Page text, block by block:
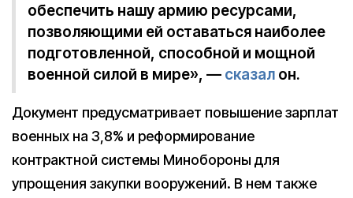
обеспечить нашу армию ресурсами,
позволяющими ей оставаться наиболее
подготовленной, способной и мощной
военной силой в мире», — сказал он.
Документ предусматривает повышение зарплат
военных на 3,8% и реформирование
контрактной системы Минобороны для
упрощения закупки вооружений. В нем также